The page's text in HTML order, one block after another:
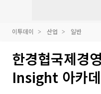
이투데이 산업 일반
한경협국제경
Insight 아카